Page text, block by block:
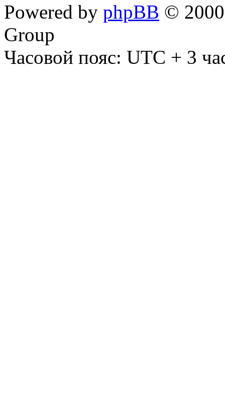
Powered by phpBB ©
Group
Часовой пояс: UTC + 3